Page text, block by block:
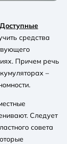
средства
Причем речь
–
Следует
совета